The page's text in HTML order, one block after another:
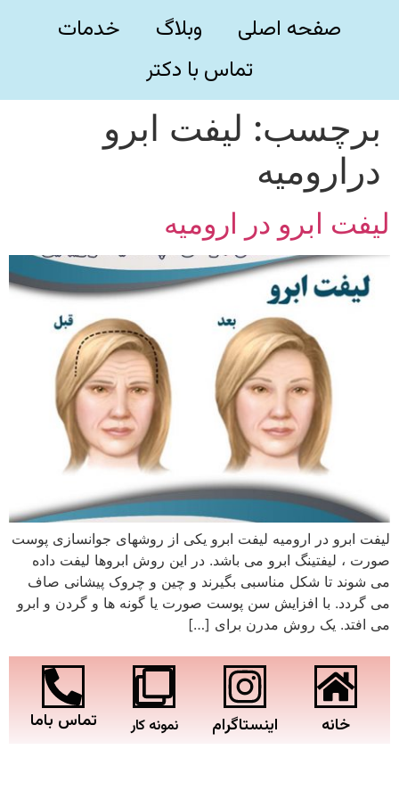
صفحه اصلی وبلاگ
خدمات
تماس با دکتر
برچسب: لیفت ابرو
درارومیه
لیفت ابرو در ارومیه
لیفت ابرو در ارومیه لیفت ابرو یکی از روشهای جوانسازی پوست
صورت ، لیفتینگ ابرو می باشد. در این روش ابروها لیفت داده
می شوند تا شکل مناسبی بگیرند و چین و چروک پیشانی صاف
می گردد. با افزایش سن پوست صورت یا گونه ها و گردن و ابرو
می افتد. یک روش مدرن برای […]
خانه اینستاگرام نمونه کار تماس باما